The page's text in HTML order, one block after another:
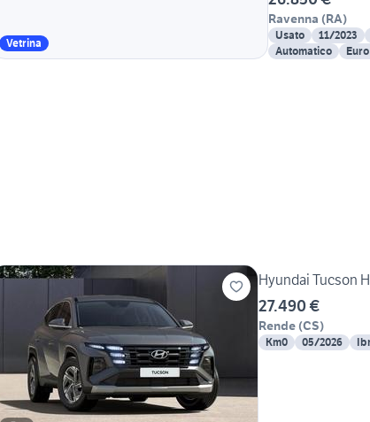
Vetrina
Ravenna (RA)
Usato 11/2023
Automatico
Hyundai Tucson
27.490 €
Rende (CS)
Km0 05/2026